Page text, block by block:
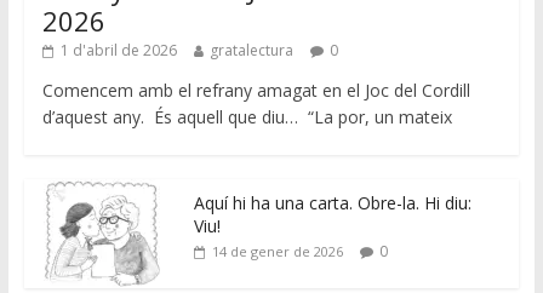
2026
1 d'abril de 2026 gratalectura 0
Comencem amb el refrany amagat en el Joc del Cordill
d’aquest any. És aquell que diu… “La por, un mateix
Aquí hi ha una carta. Obre-la. Hi diu:
Viu!
14 de gener de 2026 0